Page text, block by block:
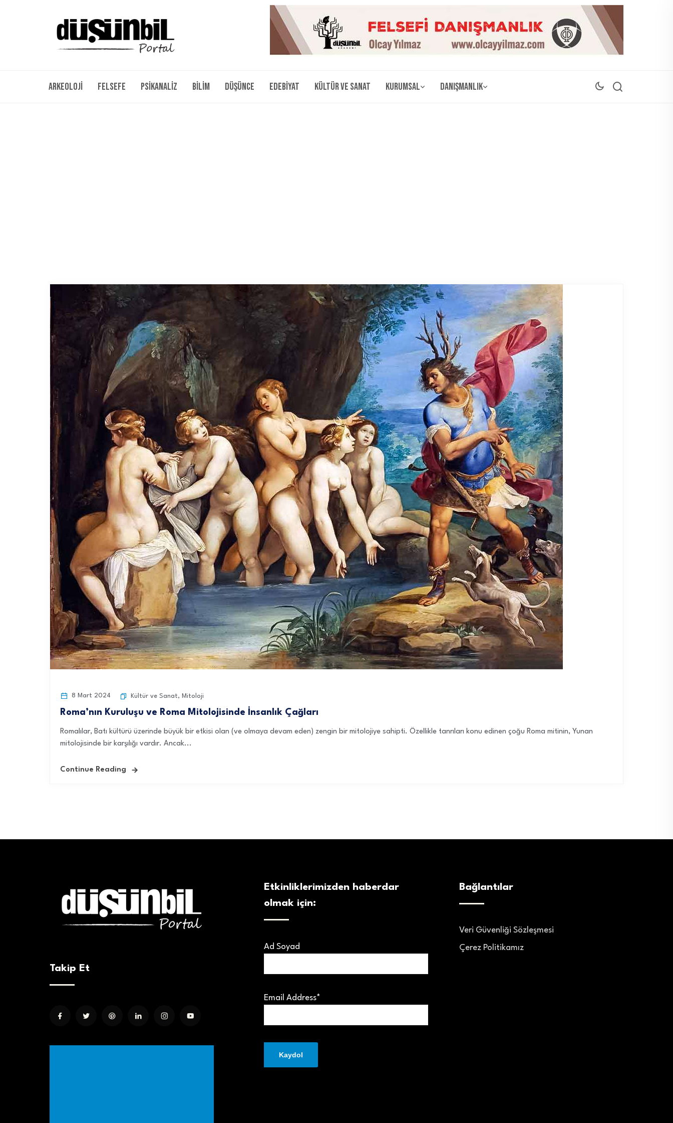
Arkeoloji Felsefe Psikanaliz Bilim Düşünce Edebiyat Kültür ve Sanat Kurumsal Danışmanlık
8 Mart 2024 Kültür ve Sanat, Mitoloji
Roma’nın Kuruluşu ve Roma Mitolojisinde İnsanlık Çağları
Romalılar, Batı kültürü üzerinde büyük bir etkisi olan (ve olmaya devam eden) zengin bir mitolojiye sahipti. Özellikle tanrıları konu edinen çoğu Roma mitinin, Yunan
mitolojisinde bir karşılığı vardır. Ancak...
Continue Reading
Takip Et
Etkinliklerimizden haberdar
olmak için:
Ad Soyad
Email Address*
Bağlantılar
Veri Güvenliği Sözleşmesi
Çerez Politikamız